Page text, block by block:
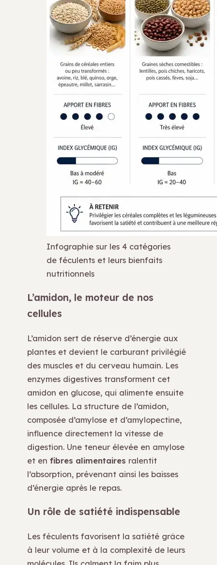
Infographie sur les 4 catégories
de féculents et leurs bienfaits
nutritionnels
L’amidon, le moteur de nos
cellules
L’amidon sert de réserve d’énergie aux
plantes et devient le carburant privilégié
des muscles et du cerveau humain. Les
enzymes digestives transforment cet
amidon en glucose, qui alimente ensuite
les cellules. La structure de l’amidon,
composée d’amylose et d’amylopectine,
influence directement la vitesse de
digestion. Une teneur élevée en amylose
et en fibres alimentaires ralentit
l’absorption, prévenant ainsi les baisses
d’énergie après le repas.
Un rôle de satiété indispensable
Les féculents favorisent la satiété grâce
à leur volume et à la complexité de leurs